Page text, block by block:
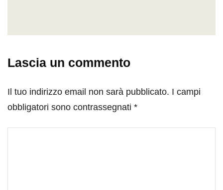
Lascia un commento
Il tuo indirizzo email non sarà pubblicato. I campi
obbligatori sono contrassegnati *